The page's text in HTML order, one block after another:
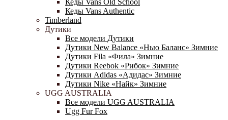
Кеды Vans Old School
Кеды Vans Authentic
Timberland
Дутики
Все модели Дутики
Дутики New Balance «Нью Баланс» Зимние
Дутики Fila «Фила» Зимние
Дутики Reebok «Рибок» Зимние
Дутики Adidas «Адидас» Зимние
Дутики Nike «Найк» Зимние
UGG AUSTRALIA
Все модели UGG AUSTRALIA
Ugg Fur Fox